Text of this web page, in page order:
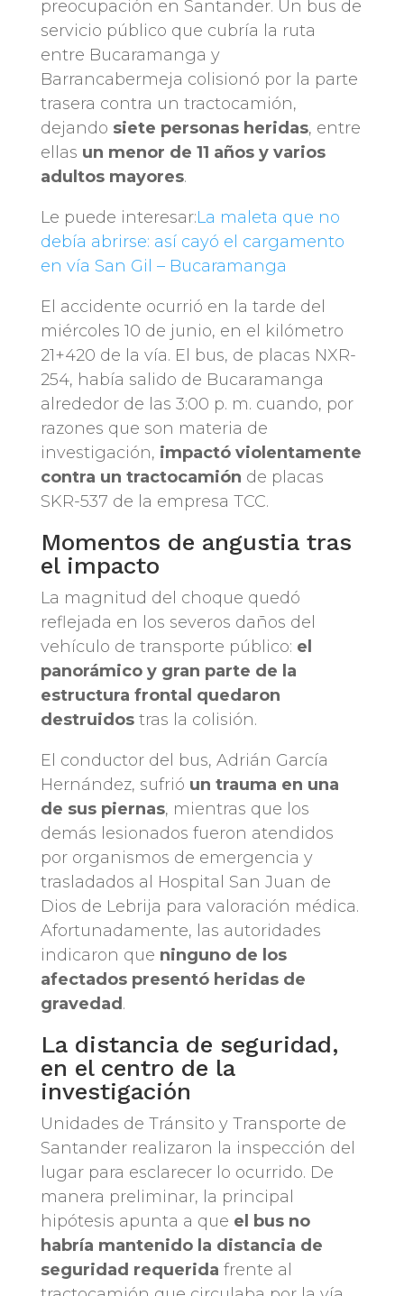
preocupación en Santander. Un bus de
servicio público que cubría la ruta
entre Bucaramanga y
Barrancabermeja colisionó por la parte
trasera contra un tractocamión,
dejando siete personas heridas, entre
ellas un menor de 11 años y varios
adultos mayores.
Le puede interesar:La maleta que no
debía abrirse: así cayó el cargamento
en vía San Gil – Bucaramanga
El accidente ocurrió en la tarde del
miércoles 10 de junio, en el kilómetro
21+420 de la vía. El bus, de placas NXR-
254, había salido de Bucaramanga
alrededor de las 3:00 p. m. cuando, por
razones que son materia de
investigación, impactó violentamente
contra un tractocamión de placas
SKR-537 de la empresa TCC.
Momentos de angustia tras
el impacto
La magnitud del choque quedó
reflejada en los severos daños del
vehículo de transporte público: el
panorámico y gran parte de la
estructura frontal quedaron
destruidostras la colisión.
El conductor del bus, Adrián García
Hernández, sufrió un trauma en una
de sus piernas, mientras que los
demás lesionados fueron atendidos
por organismos de emergencia y
trasladados al Hospital San Juan de
Dios de Lebrija para valoración médica.
Afortunadamente, las autoridades
indicaron que ninguno de los
afectados presentó heridas de
gravedad .
La distancia de seguridad,
en el centro de la
investigación
Unidades de Tránsito y Transporte de
Santander realizaron la inspección del
lugar para esclarecer lo ocurrido. De
manera preliminar, la principal
hipótesis apunta a que el bus no
habría mantenido la distancia de
seguridad requerida frente al